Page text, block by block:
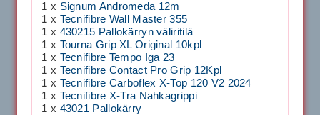
1 x Signum Andromeda 12m
1 x Tecnifibre Wall Master 355
1 x 430215 Pallokärryn väliritilä
1 x Tourna Grip XL Original 10kpl
1 x Tecnifibre Tempo Iga 23
1 x Tecnifibre Contact Pro Grip 12Kpl
1 x Tecnifibre Carboflex X-Top 120 V2 2024
1 x Tecnifibre X-Tra Nahkagrippi
1 x 43021 Pallokärry